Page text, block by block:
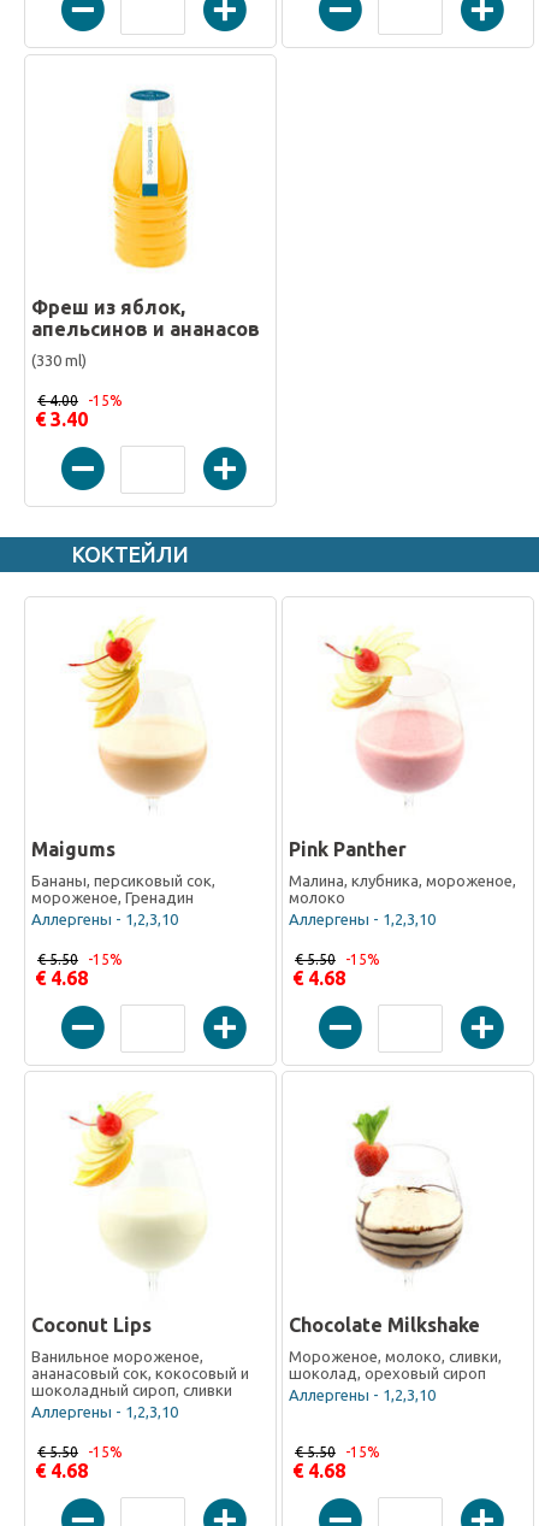
Фреш из яблок,
апельсинов и ананасов
(330 ml)
€ 3.40
€ 4.00 -15%
КОКТЕЙЛИ
Maigums
Бананы, персиковый сок,
мороженое, Гренадин
Аллергены - 1,2,3,10
€ 4.68
€ 5.50 -15%
Pink Panther
Малина, клубника, мороженое,
молоко
Аллергены - 1,2,3,10
€ 4.68
€ 5.50 -15%
Coconut Lips
Ванильное мороженое,
ананасовый сок, кокосовый и
шоколадный сироп, сливки
Аллергены - 1,2,3,10
€ 4.68
€ 5.50 -15%
Chocolate Milkshake
Мороженое, молоко, сливки,
шоколад, ореховый сироп
Аллергены - 1,2,3,10
€ 4.68
€ 5.50 -15%